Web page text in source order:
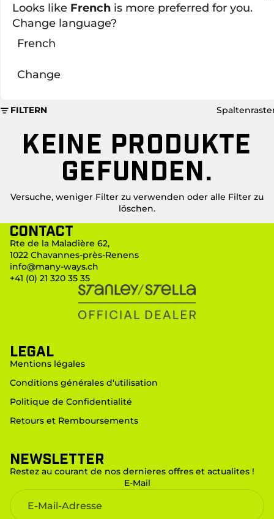
FILTERN
KEINE PRODUKTE
GEFUNDEN.
Versuche, weniger Filter zu verwenden oder alle Filter zu
löschen.
Contact
Rte de la Maladière 62,
1022 Chavannes-près-Renens
info@many-ways.ch
+41 (0) 21 320 35 35
LEGAL
Mentions légales
Conditions générales d'utilisation
Politique de Confidentialité
Retours et Remboursements
Newsletter
Restez au courant de nos dernieres offres et actualites !
E-Mail
Looks like French is more preferred for you.
Change language?
French
Change